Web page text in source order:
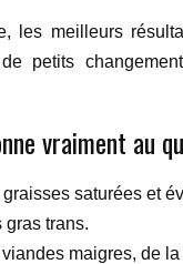
les meilleurs
petits
vraiment au
saturées et
gras trans.
maigres, de